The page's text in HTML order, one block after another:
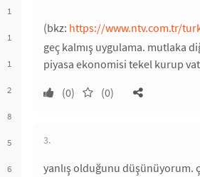
1
1
1
2
8
5
6
(bkz: https://www.ntv.com.tr/
geç kalmış uygulama. mutlaka
piyasa ekonomisi tekel kurup
(0)
(0)
3.
yanlış olduğunu düşünüyorum.